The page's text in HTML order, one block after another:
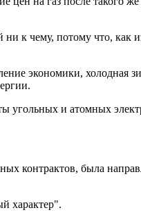
к чему, потому что, как
экономики, холодная
угольных и атомных
контрактов, была
характер".